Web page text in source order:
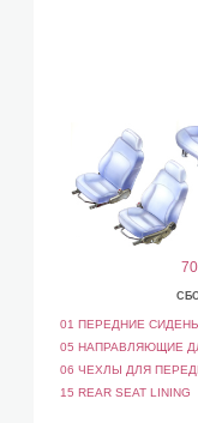
01 ПЕРЕДНИЕ
05 НАПРАВЛЯЮЩИЕ
06 ЧЕХЛЫ ДЛЯ
15 REAR SEAT LINING